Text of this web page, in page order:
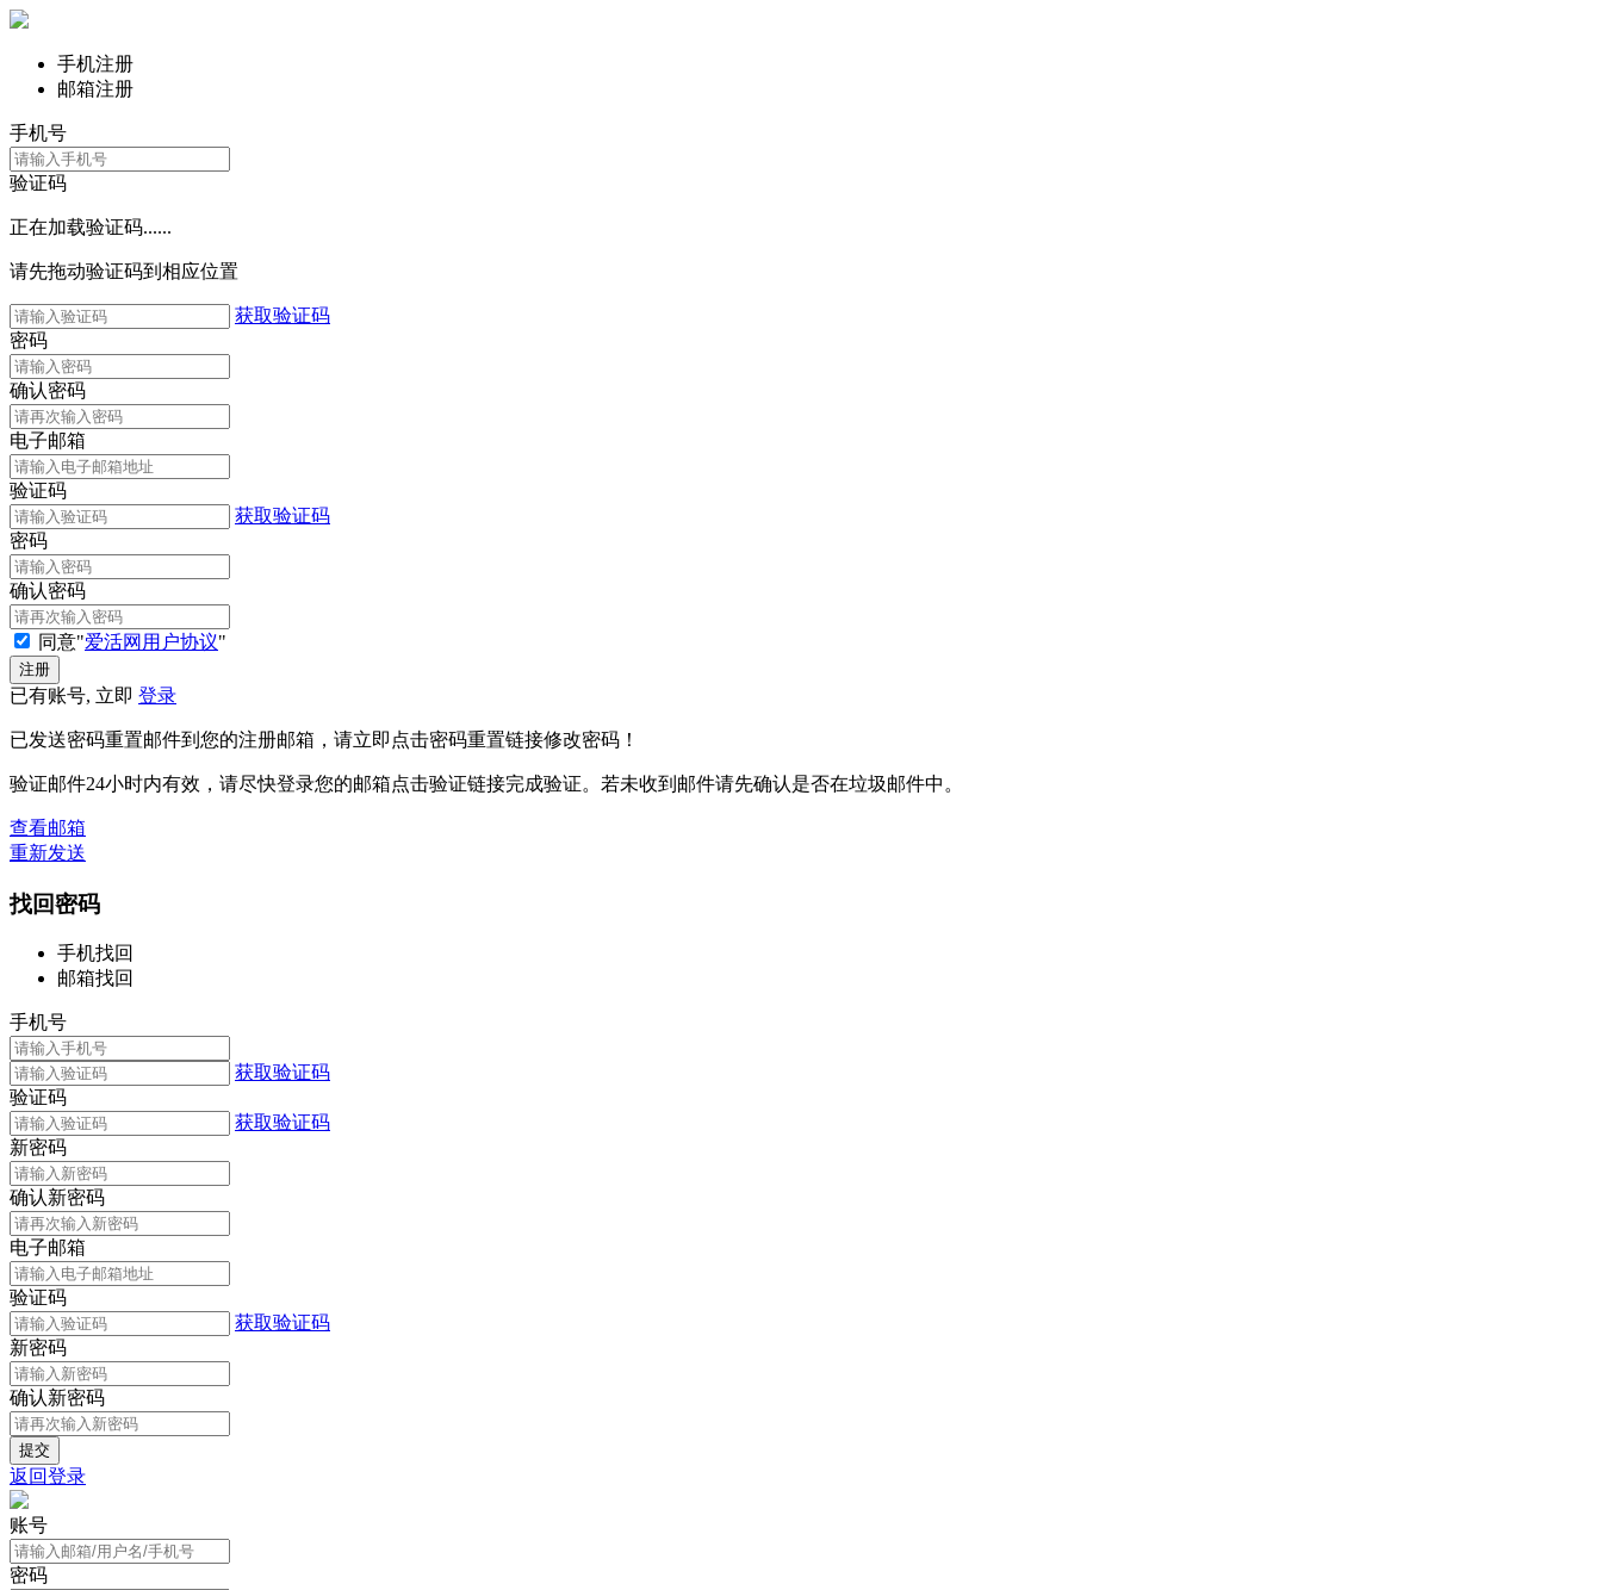
手机注册
邮箱注册
手机号
验证码
正在加载验证码......
请先拖动验证码到相应位置
获取验证码
密码
确认密码
电子邮箱
验证码
获取验证码
密码
确认密码
同意"爱活网用户协议"
已有账号, 立即 登录
已发送密码重置邮件到您的注册邮箱，请立即点击密码重置链接修改密码！
验证邮件24小时内有效，请尽快登录您的邮箱点击验证链接完成验证。若未收到邮件请先确认是否在垃圾邮件中。
查看邮箱
重新发送
找回密码
手机找回
邮箱找回
手机号
获取验证码
验证码
获取验证码
新密码
确认新密码
电子邮箱
验证码
获取验证码
新密码
确认新密码
返回登录
账号
密码